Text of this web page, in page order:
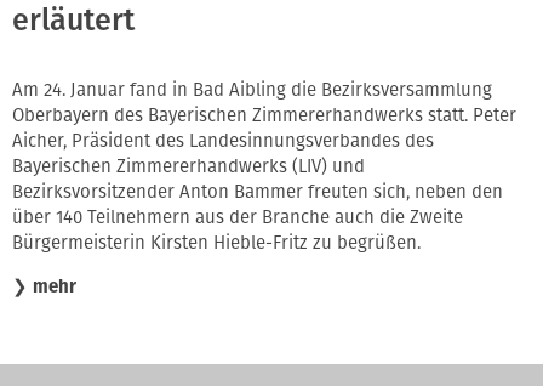
erläutert
Am 24. Januar fand in Bad Aibling die Bezirksversammlung
Oberbayern des Bayerischen Zimmererhandwerks statt. Peter
Aicher, Präsident des Landesinnungsverbandes des
Bayerischen Zimmererhandwerks (LIV) und
Bezirksvorsitzender Anton Bammer freuten sich, neben den
über 140 Teilnehmern aus der Branche auch die Zweite
Bürgermeisterin Kirsten Hieble-Fritz zu begrüßen.
❯ mehr